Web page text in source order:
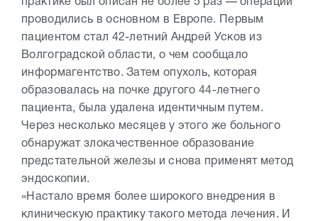
практике был описан не более 5 раз — операции
проводились в основном в Европе. Первым
пациентом стал 42-летний Андрей Усков из
Волгоградской области, о чем сообщало
информагентство. Затем опухоль, которая
образовалась на почке другого 44-летнего
пациента, была удалена идентичным путем.
Через несколько месяцев у этого же больного
обнаружат злокачественное образование
предстательной железы и снова применят метод
эндоскопии.
«Настало время более широкого внедрения в
клиническую практику такого метода лечения. И